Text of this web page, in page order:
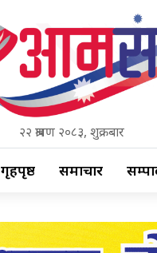
२२ श्रावण २०८३, शुक्रबार
गृहपृष्ठ समाचार